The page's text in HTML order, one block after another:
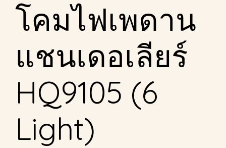
โคมไฟเพดาน
แชนเดอเลียร์
HQ9105 (6
Light)